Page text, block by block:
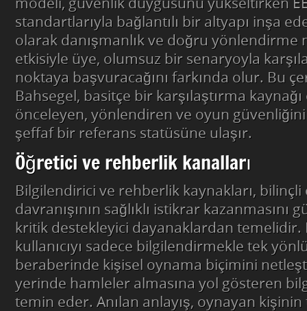
modeli, güvenlik duygusunu yükseltirken
standartlarıyla bağlantılı bir altyapı inşa
olarak danışmanlık ve doğru yönlendirme
etkisiyle üye, olumsuz bir senaryoyla
noktaya başvuracağını farkında olur. Bu
Bahsegel, basitçe bir karşılaştırma
önceleyen, yönlendiren ve oyun
şeffaf bir referans statüsüne ulaşır.
Öğretici ve rehberlik kanalları
Bilgilendirici ve rehberlik kaynakları, bilinçli
davranışının sağlıklı istikrar kazanmasını
kritik destekleyici dayanaklardan temelidir.
kullanıcıyı sadece bilgilendirmekle tek
beraberinde kişisel oynama biçimini
yerinde hamleler almasına yol gösteren
temin eder. Anılan anlayış, oynayan